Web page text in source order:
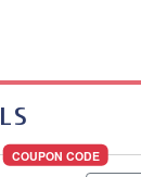
COUPON CODE